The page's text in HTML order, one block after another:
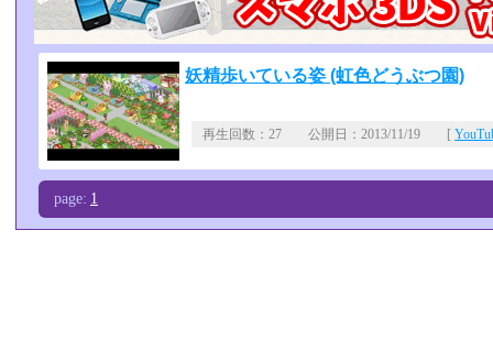
妖精歩いている姿 (虹色どうぶつ園)
再生回数：27 公開日：2013/11/19 [
page: 1